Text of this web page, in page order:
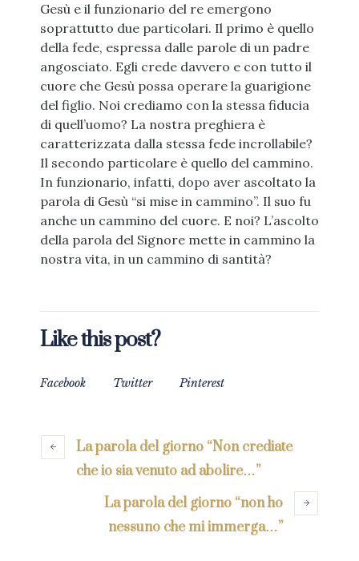
Gesù e il funzionario del re emergono
soprattutto due particolari. Il primo è quello
della fede, espressa dalle parole di un padre
angosciato. Egli crede davvero e con tutto il
cuore che Gesù possa operare la guarigione
del figlio. Noi crediamo con la stessa fiducia
di quell’uomo? La nostra preghiera è
caratterizzata dalla stessa fede incrollabile?
Il secondo particolare è quello del cammino.
In funzionario, infatti, dopo aver ascoltato la
parola di Gesù “si mise in cammino”. Il suo fu
anche un cammino del cuore. E noi? L’ascolto
della parola del Signore mette in cammino la
nostra vita, in un cammino di santità?
Like this post?
Facebook Twitter Pinterest
La parola del giorno “Non crediate
che io sia venuto ad abolire…”
La parola del giorno “non ho
nessuno che mi immerga…”